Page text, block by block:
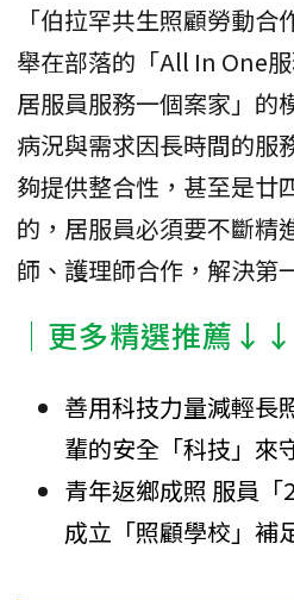
「伯拉罕共生照顧勞動
舉在部落的「All In One
居服員服務一個案家」的
病況與需求因長時間的服
夠提供整合性，甚至是廿
的，居服員必須要不斷精
師、護理師合作，解決第
│更多精選推薦↓↓
善用科技力量減輕長
輩的安全「科技」來
青年返鄉成照 服員「
成立「照顧學校」補